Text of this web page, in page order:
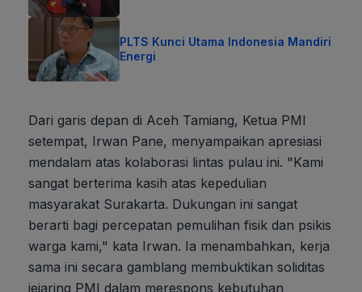
PLTS Kunci Utama Indonesia Mandiri
Energi
Dari garis depan di Aceh Tamiang, Ketua PMI
setempat, Irwan Pane, menyampaikan apresiasi
mendalam atas kolaborasi lintas pulau ini. "Kami
sangat berterima kasih atas kepedulian
masyarakat Surakarta. Dukungan ini sangat
berarti bagi percepatan pemulihan fisik dan psikis
warga kami," kata Irwan. Ia menambahkan, kerja
sama ini secara gamblang membuktikan soliditas
jejaring PMI dalam merespons kebutuhan